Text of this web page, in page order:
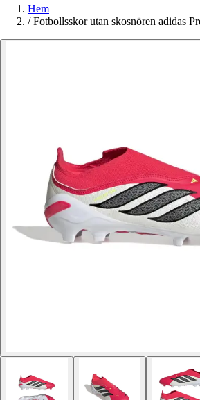
Hem
/ Fotbollsskor utan skosnören adidas